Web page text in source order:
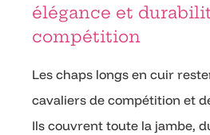
élégance et
compétition
Les chaps longs en cuir
cavaliers de compétition et
Ils couvrent toute la jambe,